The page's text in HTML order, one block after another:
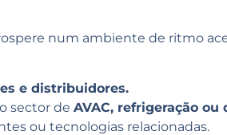
num ambiente de ritmo
e distribuidores.
sector de AVAC, refrigeração ou
ou tecnologias relacionadas.